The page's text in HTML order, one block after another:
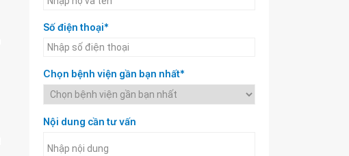
Số điện thoại*
Chọn bệnh viện gần bạn nhất*
Nội dung cần tư vấn